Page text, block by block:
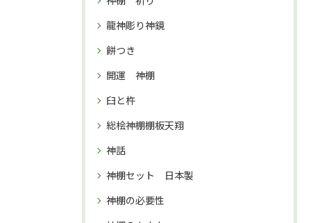
龍神彫り神鏡
餅つき
開運 神棚
臼と杵
総桧神棚棚板天翔
神話
神棚セット 日本製
神棚の必要性